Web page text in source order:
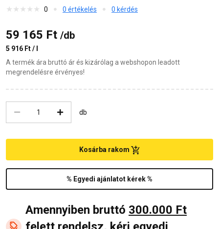
0
0 értékelés 0 kérdés
59 165 Ft /db
5 916 Ft / l
A termék ára bruttó ár és kizárólag a webshopon leadott
megrendelésre érvényes!
db
% Egyedi ajánlatot kérek %
Kosárba rakom
Amennyiben bruttó 300.000 Ft